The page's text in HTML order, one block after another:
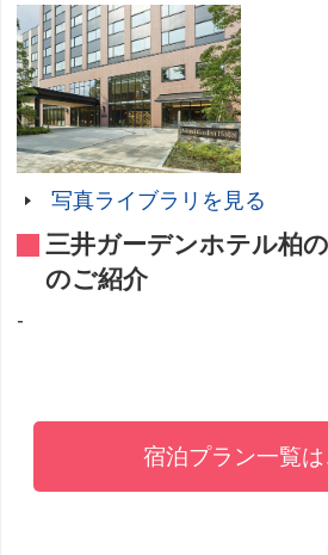
写真ライブラリを見る
三井ガーデンホテル柏
のご紹介
-
宿泊プラン一覧は